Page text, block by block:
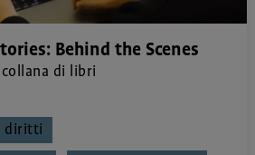
Behind the Scenes
di libri
diritti